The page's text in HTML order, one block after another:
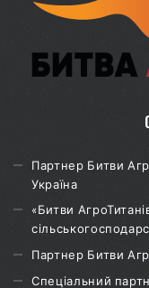
Партнер Битви
Україна
«Битви
Партнер Битви
Спеціальний